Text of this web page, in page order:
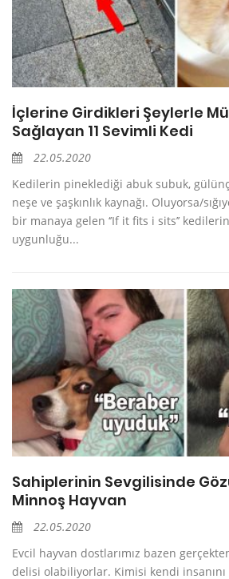
İçlerine Girdikleri Şeylerle
Sağlayan 11 Sevimli Kedi
22.05.2020
Kedilerin pineklediği abuk subuk,
neşe ve şaşkınlık kaynağı. Oluyorsa/
bir manaya gelen ‘’If it fits i sits’’
uygunluğu...
Sahiplerinin Sevgilisinde
Minnoş Hayvan
22.05.2020
Evcil hayvan dostlarımız bazen
delisi olabiliyorlar. Kimisi kendi